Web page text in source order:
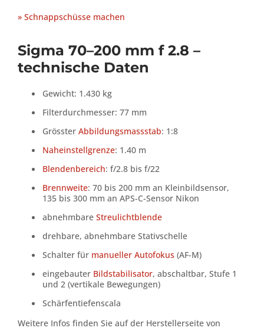
» Schnappschüsse machen
Sigma 70–200 mm f 2.8 –
technische Daten
Gewicht: 1.430 kg
Filterdurchmesser: 77 mm
Grösster Abbildungsmassstab: 1:8
Naheinstellgrenze: 1.40 m
Blendenbereich: f/2.8 bis f/22
Brennweite: 70 bis 200 mm an Kleinbildsensor,
135 bis 300 mm an APS-C-Sensor Nikon
abnehmbare Streulichtblende
drehbare, abnehmbare Stativschelle
Schalter für manueller Autofokus (AF-M)
eingebauter Bildstabilisator, abschaltbar, Stufe 1
und 2 (vertikale Bewegungen)
Schärfentiefenscala
Weitere Infos finden Sie auf der Herstellerseite von